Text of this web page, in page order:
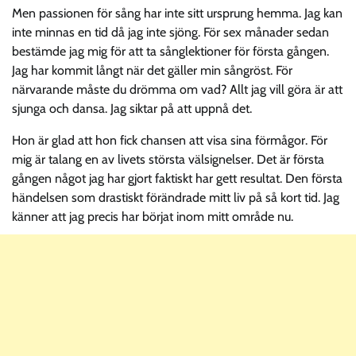
Men passionen för sång har inte sitt ursprung hemma. Jag kan
inte minnas en tid då jag inte sjöng. För sex månader sedan
bestämde jag mig för att ta sånglektioner för första gången.
Jag har kommit långt när det gäller min sångröst. För
närvarande måste du drömma om vad? Allt jag vill göra är att
sjunga och dansa. Jag siktar på att uppnå det.
Hon är glad att hon fick chansen att visa sina förmågor. För
mig är talang en av livets största välsignelser. Det är första
gången något jag har gjort faktiskt har gett resultat. Den första
händelsen som drastiskt förändrade mitt liv på så kort tid. Jag
känner att jag precis har börjat inom mitt område nu.